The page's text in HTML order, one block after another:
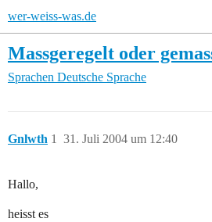
wer-weiss-was.de
Massgeregelt oder
Sprachen Deutsche Sprache
Gnlwth 31. Juli 2004 um 12:40
1
Hallo,
heisst es